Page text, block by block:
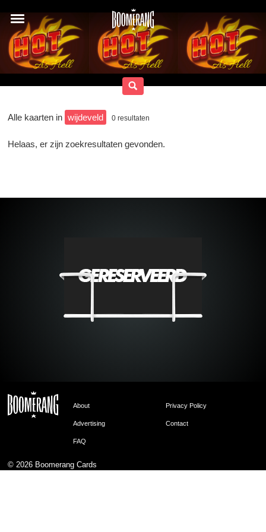
Alle kaarten in wijdeveld 0 resultaten
Helaas, er zijn zoekresultaten gevonden.
About Privacy Policy
Advertising Contact
FAQ
© 2026 Boomerang Cards